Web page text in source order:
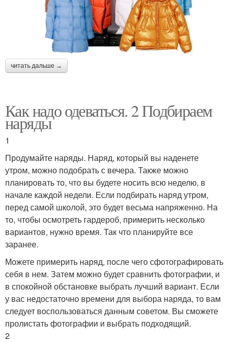
читать дальше →
Как надо одеваться. 2 Подбираем
наряды
1
Продумайте наряды. Наряд, который вы наденете
утром, можно подобрать с вечера. Также можно
планировать то, что вы будете носить всю неделю, в
начале каждой недели. Если подбирать наряд утром,
перед самой школой, это будет весьма напряженно. На
то, чтобы осмотреть гардероб, примерить несколько
вариантов, нужно время. Так что планируйте все
заранее.
Можете примерить наряд, после чего сфотографировать
себя в нем. Затем можно будет сравнить фотографии, и
в спокойной обстановке выбрать лучший вариант. Если
у вас недостаточно времени для выбора наряда, то вам
следует воспользоваться данным советом. Вы сможете
пролистать фотографии и выбрать подходящий.
2